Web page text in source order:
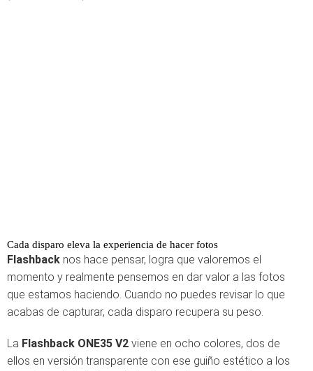
Cada disparo eleva la experiencia de hacer fotos
Flashback nos hace pensar, logra que valoremos el
momento y realmente pensemos en dar valor a las fotos
que estamos haciendo. Cuando no puedes revisar lo que
acabas de capturar, cada disparo recupera su peso.
La Flashback ONE35 V2 viene en ocho colores, dos de
ellos en versión transparente con ese guiño estético a los